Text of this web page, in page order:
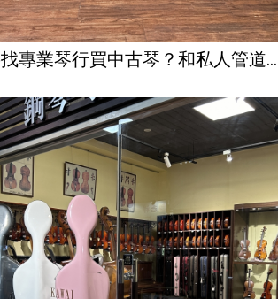
專業琴行買中古琴？和私人管道的